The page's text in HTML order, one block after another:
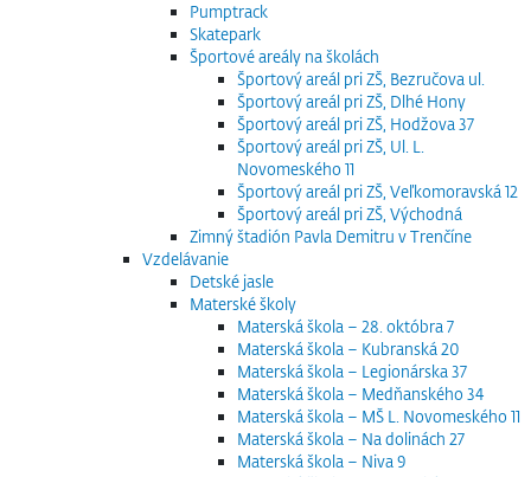
Pumptrack
Skatepark
Športové areály na školách
Športový areál pri ZŠ, Bezručova ul.
Športový areál pri ZŠ, Dlhé Hony
Športový areál pri ZŠ, Hodžova 37
Športový areál pri ZŠ, Ul. L.
Novomeského 11
Športový areál pri ZŠ, Veľkomoravská 12
Športový areál pri ZŠ, Východná
Zimný štadión Pavla Demitru v Trenčíne
Vzdelávanie
Detské jasle
Materské školy
Materská škola – 28. októbra 7
Materská škola – Kubranská 20
Materská škola – Legionárska 37
Materská škola – Medňanského 34
Materská škola – MŠ L. Novomeského 11
Materská škola – Na dolinách 27
Materská škola – Niva 9